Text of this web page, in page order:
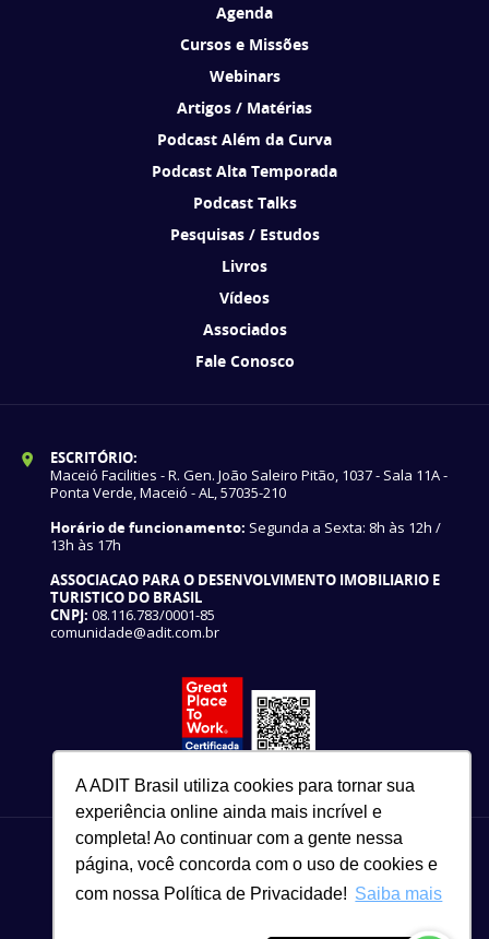
A ADIT Brasil utiliza cookies para tornar sua
experiência online ainda mais incrível e
completa! Ao continuar com a gente nessa
página, você concorda com o uso de cookies e
com nossa Política de Privacidade! Saiba mais
Agenda
Cursos e Missões
Webinars
Artigos / Matérias
Podcast Além da Curva
Podcast Alta Temporada
Podcast Talks
Pesquisas / Estudos
Livros
Vídeos
Associados
Fale Conosco
ESCRITÓRIO:
Maceió Facilities - R. Gen. João Saleiro Pitão, 1037 - Sala 11A -
Ponta Verde, Maceió - AL, 57035-210
Horário de funcionamento: Segunda a Sexta: 8h às 12h /
13h às 17h
ASSOCIACAO PARA O DESENVOLVIMENTO IMOBILIARIO E
TURISTICO DO BRASIL
CNPJ: 08.116.783/0001-85
comunidade@adit.com.br